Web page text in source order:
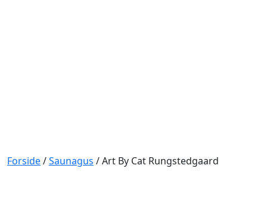
Forside/Saunagus /Art By Cat Rungstedgaard